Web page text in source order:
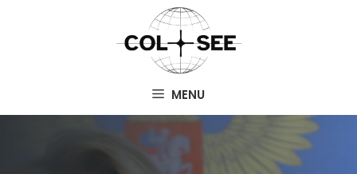
MENU